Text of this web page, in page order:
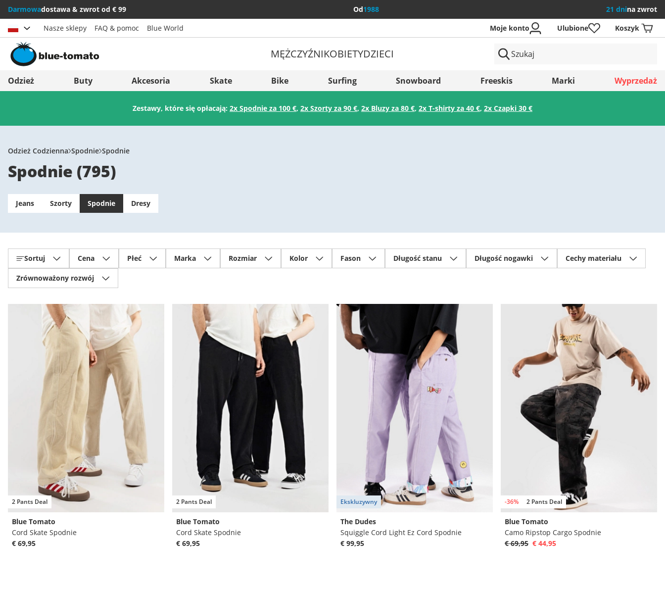
Darmowadostawa & zwrot od € 99 Od1988 21 dnina zwrot
Wybierz kraj
Österreich
Svizzera (Italiano)
France
Italia (Italiano)
Italien (Deutsch)
Slovenija
België (Nederlands)
Zapisz
Nasze sklepy FAQ & pomoc Blue World Moje konto Ulubione Koszyk
MĘŻCZYŹNIKOBIETYDZIECI
Odzież Buty Akcesoria Skate Bike Surfing Snowboard Freeskis Marki Wyprzedaż
Zestawy, które się opłacają: 2x Spodnie za 100 €, 2x Szorty za 90 €, 2x Bluzy za 80 €, 2x T-shirty za 40 €, 2x Czapki 30 €
Odzież Codzienna Spodnie Spodnie
Spodnie (795)
Jeans Szorty Spodnie Dresy
Sortuj Cena Płeć Marka Rozmiar Kolor Fason Długość stanu Długość nogawki Cechy materiału
Zrównoważony rozwój
2 Pants Deal
Blue Tomato
Cord Skate Spodnie
€ 69,95
2 Pants Deal
Blue Tomato
Cord Skate Spodnie
€ 69,95
Ekskluzywny
The Dudes
Squiggle Cord Light Ez Cord Spodnie
€ 99,95
-36% 2 Pants Deal
Blue Tomato
Camo Ripstop Cargo Spodnie
€ 69,95 € 44,95